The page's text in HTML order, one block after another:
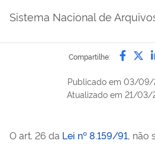
Sistema Nacional de
Compartilhe:
Publicado em 03/09/
Atualizado em 21/03/
O art. 26 da Lei nº 8.159/91, não